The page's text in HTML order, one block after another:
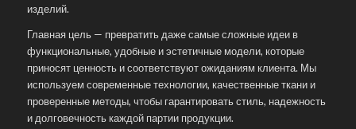
изделий.
Главная цель — превратить даже самые сложные идеи в
функциональные, удобные и эстетичные модели, которые
приносят ценность и соответствуют ожиданиям клиента. Мы
используем современные технологии, качественные ткани и
проверенные методы, чтобы гарантировать стиль, надежность
и долговечность каждой партии продукции.